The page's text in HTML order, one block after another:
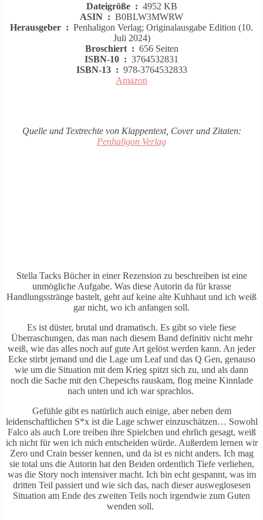
Dateigröße ‏ : ‎ 4952 KB
ASIN ‏ : ‎ B0BLW3MWRW
Herausgeber ‏ : ‎ Penhaligon Verlag; Originalausgabe Edition (10.
Juli 2024)
Broschiert ‏ : ‎ 656 Seiten
ISBN-10 ‏ : ‎ 3764532831
ISBN-13 ‏ : ‎ 978-3764532833
Amazon
Quelle und Textrechte von Klappentext, Cover und Zitaten:
Penhaligon Verlag
Stella Tacks Bücher in einer Rezension zu beschreiben ist eine
unmögliche Aufgabe. Was diese Autorin da für krasse
Handlungsstränge bastelt, geht auf keine alte Kuhhaut und ich weiß
gar nicht, wo ich anfangen soll.
Es ist düster, brutal und dramatisch. Es gibt so viele fiese
Überraschungen, das man nach diesem Band definitiv nicht mehr
weiß, wie das alles noch auf gute Art gelöst werden kann. An jeder
Ecke stirbt jemand und die Lage um Leaf und das Q Gen, genauso
wie um die Situation mit dem Krieg spitzt sich zu, und als dann
noch die Sache mit den Chepeschs rauskam, flog meine Kinnlade
nach unten und ich war sprachlos.
Gefühle gibt es natürlich auch einige, aber neben dem
leidenschaftlichen S*x ist die Lage schwer einzuschätzen… Sowohl
Falco als auch Lore treiben ihre Spielchen und ehrlich gesagt, weiß
ich nicht für wen ich mich entscheiden würde. Außerdem lernen wir
Zero und Crain besser kennen, und da ist es nicht anders. Ich mag
sie total uns die Autorin hat den Beiden ordentlich Tiefe verliehen,
was die Story noch intensiver macht. Ich bin echt gespannt, was im
dritten Teil passiert und wie sich das, nach dieser ausweglosesen
Situation am Ende des zweiten Teils noch irgendwie zum Guten
wenden soll.